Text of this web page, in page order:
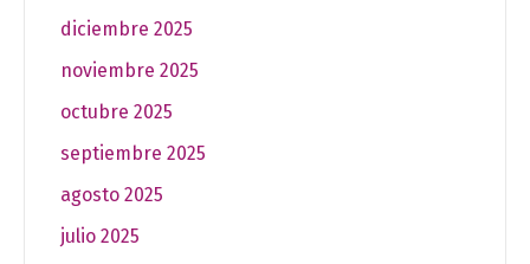
diciembre 2025
noviembre 2025
octubre 2025
septiembre 2025
agosto 2025
julio 2025